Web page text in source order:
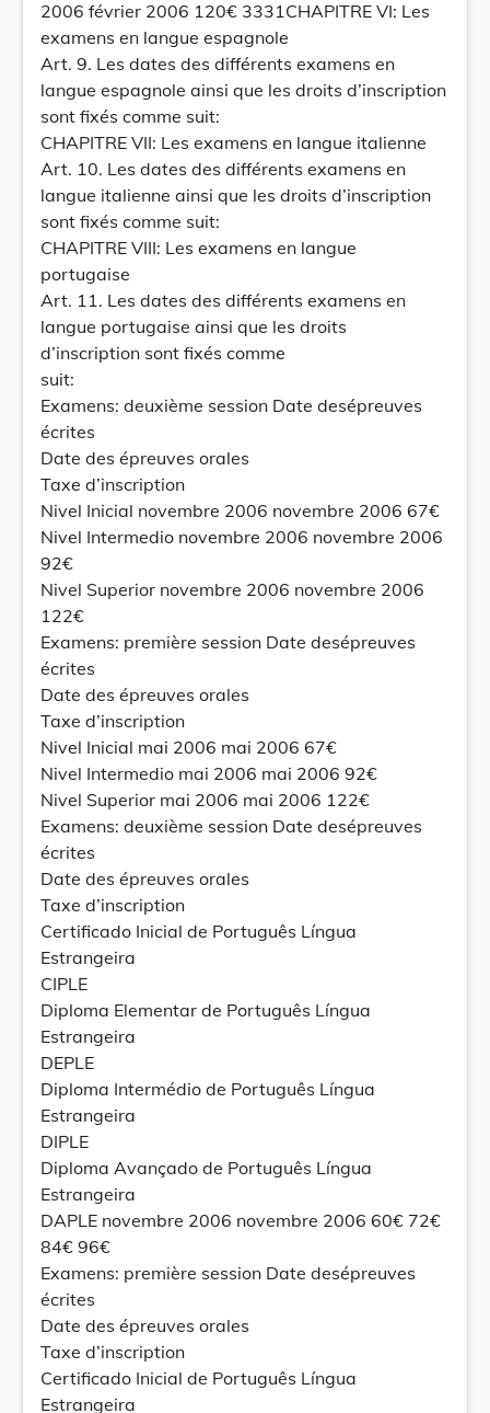
2006 février 2006 120€ 3331CHAPITRE VI: Les
examens en langue espagnole
Art. 9. Les dates des différents examens en
langue espagnole ainsi que les droits d’inscription
sont fixés comme suit:
CHAPITRE VII: Les examens en langue italienne
Art. 10. Les dates des différents examens en
langue italienne ainsi que les droits d’inscription
sont fixés comme suit:
CHAPITRE VIII: Les examens en langue
portugaise
Art. 11. Les dates des différents examens en
langue portugaise ainsi que les droits
d’inscription sont fixés comme
suit:
Examens: deuxième session Date desépreuves
écrites
Date des épreuves orales
Taxe d’inscription
Nivel Inicial novembre 2006 novembre 2006 67€
Nivel Intermedio novembre 2006 novembre 2006
92€
Nivel Superior novembre 2006 novembre 2006
122€
Examens: première session Date desépreuves
écrites
Date des épreuves orales
Taxe d’inscription
Nivel Inicial mai 2006 mai 2006 67€
Nivel Intermedio mai 2006 mai 2006 92€
Nivel Superior mai 2006 mai 2006 122€
Examens: deuxième session Date desépreuves
écrites
Date des épreuves orales
Taxe d’inscription
Certificado Inicial de Português Língua
Estrangeira
CIPLE
Diploma Elementar de Português Língua
Estrangeira
DEPLE
Diploma Intermédio de Português Língua
Estrangeira
DIPLE
Diploma Avançado de Português Língua
Estrangeira
DAPLE novembre 2006 novembre 2006 60€ 72€
84€ 96€
Examens: première session Date desépreuves
écrites
Date des épreuves orales
Taxe d’inscription
Certificado Inicial de Português Língua
Estrangeira